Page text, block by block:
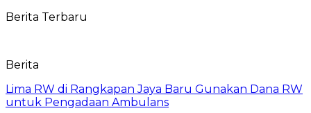
Berita Terbaru
Berita
Lima RW di Rangkapan Jaya Baru Gunakan Dana RW
untuk Pengadaan Ambulans